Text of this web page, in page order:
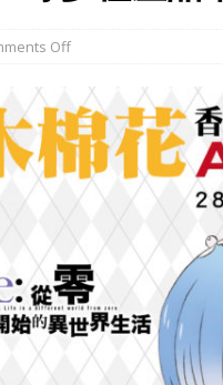
影《謎攻少女》 香港上映
祭 宮本彩希訪問
活動
嘉賓訪問 JUNGO 大談DJ和舞台演
優 梶原岳人訪問 活動
Off